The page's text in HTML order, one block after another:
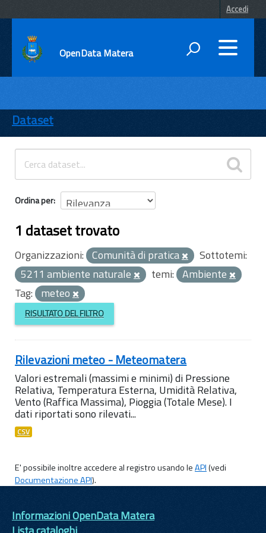
Accedi
OpenData Matera
ENTI
TEMI
INFORMAZIONI
Dataset
Ordina per
1 dataset trovato
Organizzazioni: Comunità di pratica
Sottotemi:
5211 ambiente naturale
temi: Ambiente
Tag: meteo
RISULTATO DEL FILTRO
Rilevazioni meteo - Meteomatera
Valori estremali (massimi e minimi) di Pressione
Relativa, Temperatura Esterna, Umidità Relativa,
Vento (Raffica Massima), Pioggia (Totale Mese). I
dati riportati sono rilevati...
CSV
E' possibile inoltre accedere al registro usando leAPI(vedi
Documentazione API).
Informazioni OpenData Matera